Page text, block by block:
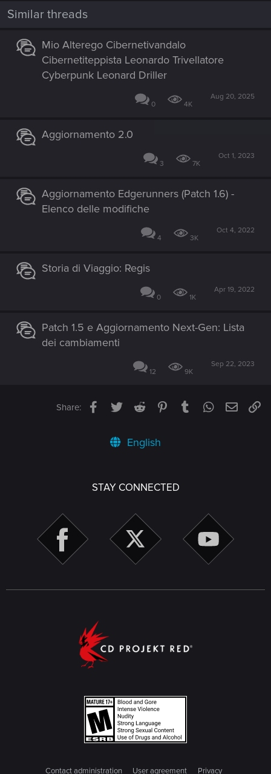
Similar threads
Mio Alterego Cibernetivandalo
Cibernetiteppista Leonardo Trivellatore
Cyberpunk Leonard Driller
0 4K
Aug 20, 2025
Aggiornamento 2.0
3 7K
Oct 1, 2023
Aggiornamento Edgerunners (Patch 1.6) -
Elenco delle modifiche
4 3K
Oct 4, 2022
Storia di Viaggio: Regis
0 1K
Apr 19, 2022
Patch 1.5 e Aggiornamento Next-Gen: Lista
dei cambiamenti
12 9K
Sep 22, 2023
Share: Facebook
TwitterReddit PinterestTumblrWhatsApp
Email
English
STAY CONNECTED
Contact administration User agreement Privacy